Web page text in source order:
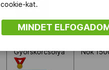
Gyorskorcsolya Nők
cookie-kat.
MINDET